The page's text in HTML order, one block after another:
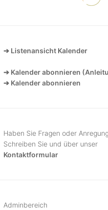
➔ Listenansicht Kalender
➔ Kalender abonnieren
➔ Kalender abonnieren
Haben Sie Fragen oder
Schreiben Sie und über unser
Kontaktformular
Adminbereich